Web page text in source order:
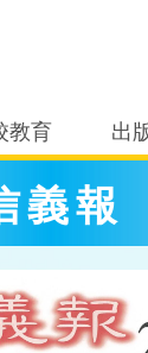
教育 出
義報